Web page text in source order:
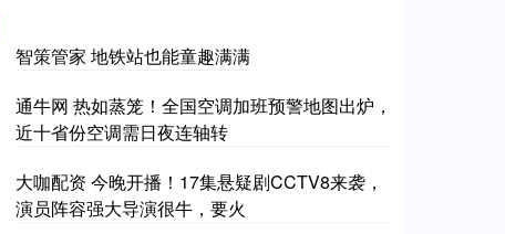
智策管家 地铁站也能童趣满满
通牛网 热如蒸笼！全国空调加班预警地图出炉，
近十省份空调需日夜连轴转
大咖配资 今晚开播！17集悬疑剧CCTV8来袭，
演员阵容强大导演很牛，要火